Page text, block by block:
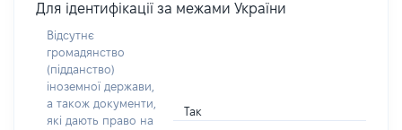
Для ідентифікації за межами України
Відсутнє
громадянство
(підданство)
іноземної держави,
а також документи,
які дають право на
Так